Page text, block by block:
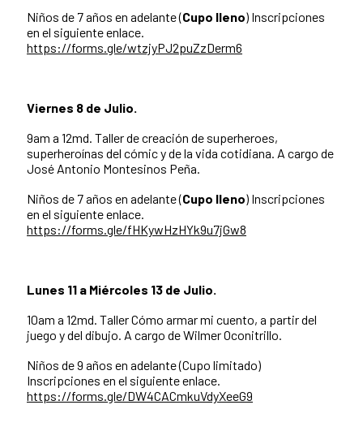
Niños de 7 años en adelante (Cupo lleno) Inscripciones
en el siguiente enlace.
https://forms.gle/wtzjyPJ2puZzDerm6
Viernes 8 de Julio.
9am a 12md. Taller de creación de superheroes,
superheroínas del cómic y de la vida cotidiana. A cargo de
José Antonio Montesinos Peña.
Niños de 7 años en adelante (Cupo lleno) Inscripciones
en el siguiente enlace.
https://forms.gle/fHKywHzHYk9u7jGw8
Lunes 11 a Miércoles 13 de Julio.
10am a 12md. Taller Cómo armar mi cuento, a partir del
juego y del dibujo. A cargo de Wilmer Oconitrillo.
Niños de 9 años en adelante (Cupo limitado)
Inscripciones en el siguiente enlace.
https://forms.gle/DW4CACmkuVdyXeeG9